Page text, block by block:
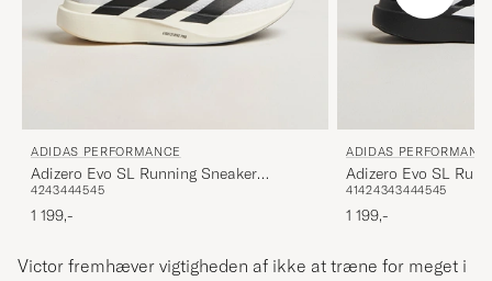
ADIDAS PERFORMANCE
Adizero Evo SL Running Sneaker
White/Black
4243444545
1 199,-
ADIDAS
Adizero Evo SL
Black/White
41424343444545
1 199,-
Victor fremhæver vigtigheden af ikke at træne for meget i